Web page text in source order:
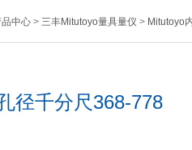
品中心> 三丰Mitutoyo量具量仪 > Mitutoyo
径千分尺368-778